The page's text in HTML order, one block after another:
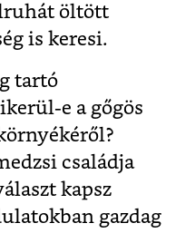
öltött
is keresi.
tartó
e a gőgös
családja
kapsz
gazdag